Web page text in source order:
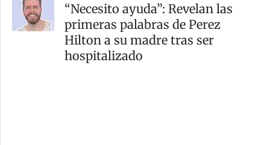
“Necesito ayuda”: Revelan las
primeras palabras de Perez
Hilton a su madre tras ser
hospitalizado